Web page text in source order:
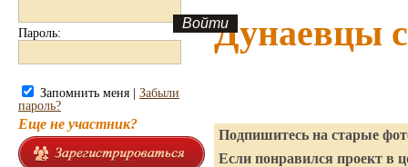
Пароль:
Запомнить меня | Забыли
пароль?
Еще не участник?
Дунаевцы
Подпишитесь на старые
Если понравился проект в